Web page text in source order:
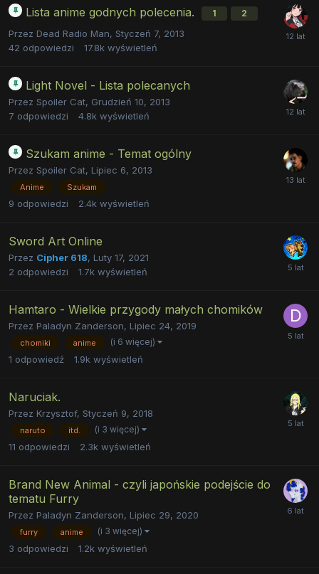
Lista anime godnych polecenia. 1 2
Przez Dead Radio Man, Styczeń 7, 2013
42 odpowiedzi 17.8k wyświetleń
Light Novel - Lista polecanych
Przez Spoiler Cat, Grudzień 10, 2013
7 odpowiedzi 4.8k wyświetleń
Szukam anime - Temat ogólny
Przez Spoiler Cat, Lipiec 6, 2013
Anime Szukam
9 odpowiedzi 2.4k wyświetleń
Sword Art Online
Przez Cipher 618, Luty 17, 2021
2 odpowiedzi 1.7k wyświetleń
Hamtaro - Wielkie przygody małych chomików
Przez Paladyn Zanderson, Lipiec 24, 2019
chomiki anime (i 6 więcej)
1 odpowiedź 1.9k wyświetleń
Naruciak.
Przez Krzysztof, Styczeń 9, 2018
naruto itd. (i 3 więcej)
11 odpowiedzi 2.3k wyświetleń
Brand New Animal - czyli japońskie podejście do
tematu Furry
Przez Paladyn Zanderson, Lipiec 29, 2020
furry anime (i 3 więcej)
3 odpowiedzi 1.2k wyświetleń